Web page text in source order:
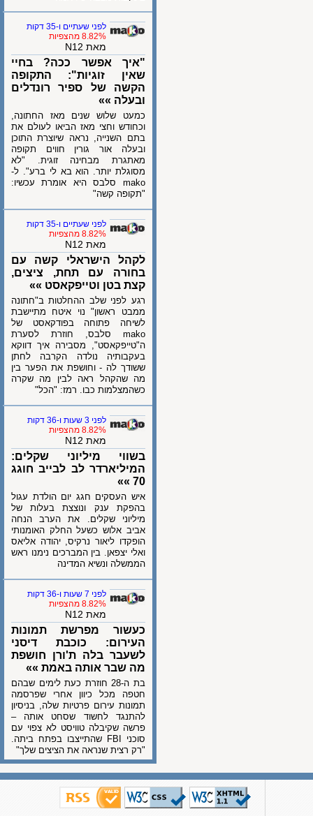
לפני שעתיים ו-35 דקות
8.82% מהצפיות
מאת N12
"איך אפשר ככה? בחיי
שאין זוגיות": התקופה
הקשה של ספיר רונדלים
ובעלה »»
כמעט שלוש שנים מאז החתונה,
וכחודש וחצי מאז הביאו לעולם את
בתם השנייה, נראה שיוצרת התוכן
ובעלה אור גורין חווים תקופה
מאתגרת מבחינה זוגית. "לא
מסוגלת יותר. הוא בא לי ברע". ל-
mako סלבס היא אומרת עכשיו:
"תקופה קשה"
לפני שעתיים ו-35 דקות
8.82% מהצפיות
מאת N12
לקהל הישראלי קשה עם
בחורה עם תחת, ציצים,
קצת בטן וטייפקאסט »»
רגע לפני שלב ההחלטות ב"חתונה
ממבט ראשון" נוי איטח מתיישבת
לשיחה פתוחה בפודקאסט של
mako סלבס, חוזרת לסערת
ה"טייפקאסט", מסבירה איך דווקא
בעקבותיה נולדה הקרבה לחתן
ששודך לה - וחושפת את הפער בין
מה שהקהל ראה לבין מה שקרה
כשהמצלמות כבו. רמז: "הכל"
לפני 3 שעות ו-36 דקות
8.82% מהצפיות
מאת N12
בשווי מיליוני שקלים:
המיליארדר לב לבייב חוגג
איש העסקים חגג יום הולדת עגול
בהפקת ענק ונוצצת בעלות של
מיליוני שקלים. את הערב הנחה
אביב אלוש כשעל החלק האומנותי
הופקדו ליאור נרקיס, יהודה אליאס
ואלי יצפאן. בין המברכים נימנו ראש
הממשלה ונשיא המדינה
לפני 7 שעות ו-36 דקות
8.82% מהצפיות
מאת N12
כעשור מפרשת תמונות
העירום: כוכבת דיסני
לשעבר בלה ת'ורן חושפת
מה שבר אותה באמת »»
בת ה-28 חוזרת כעת לימים שבהם
חטפה מכל כיוון אחרי שפרסמה
תמונות עירום פרטיות שלה, בניסיון
להתנגד לחשוד שסחט אותה –
פרשה שקיבלה טוויסט לא צפוי עם
סוכני FBI שהתייצבו בפתח ביתה.
"רק רצית שנראה את הציצים שלך"